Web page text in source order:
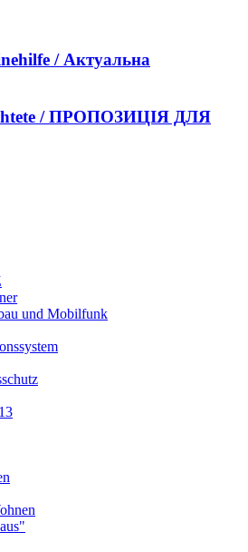
/ Актуальна
/ ПРОПОЗИЦІЯ ДЛЯ
und Mobilfunk